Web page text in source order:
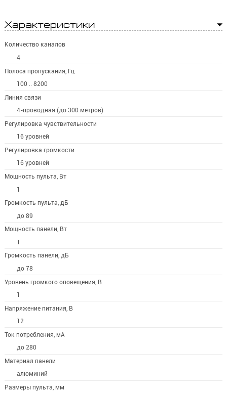
Характеристики
Количество каналов
4
Полоса пропускания, Гц
100 .. 8200
Линия связи
4-проводная (до 300 метров)
Регулировка чувствительности
16 уровней
Регулировка громкости
16 уровней
Мощность пульта, Вт
1
Громкость пульта, дБ
до 89
Мощность панели, Вт
1
Громкость панели, дБ
до 78
Уровень громкого оповещения, В
1
Напряжение питания, В
12
Ток потребления, мА
до 280
Материал панели
алюминий
Размеры пульта, мм